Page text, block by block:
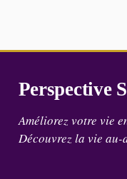
Perspective
Améliorez votre vie
Découvrez la vie au-